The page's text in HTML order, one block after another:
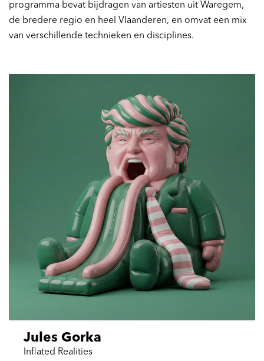
programma bevat bijdragen van artiesten uit Waregem,
de bredere regio en heel Vlaanderen, en omvat een mix
van verschillende technieken en disciplines.
Jules Gorka
Inflated Realities